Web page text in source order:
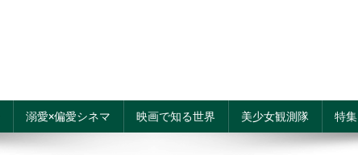
溺愛×偏愛シネマ 映画で知る世界 美少女観測隊 特集